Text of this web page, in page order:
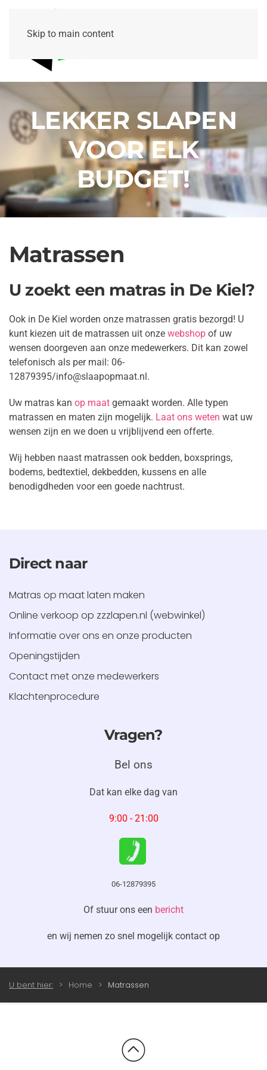
Skip to main content
LEKKER SLAPEN
VOOR ELK
BUDGET!
Matrassen
U zoekt een matras in De Kiel?
Ook in De Kiel worden onze matrassen gratis bezorgd! U
kunt kiezen uit de matrassen uit onze webshop of uw
wensen doorgeven aan onze medewerkers. Dit kan zowel
telefonisch als per mail: 06-
12879395/info@slaapopmaat.nl.
Uw matras kan op maat gemaakt worden. Alle typen
matrassen en maten zijn mogelijk. Laat ons weten wat uw
wensen zijn en we doen u vrijblijvend een offerte.
Wij hebben naast matrassen ook bedden, boxsprings,
bodems, bedtextiel, dekbedden, kussens en alle
benodigdheden voor een goede nachtrust.
Direct naar
Matras op maat laten maken
Online verkoop op zzzlapen.nl (webwinkel)
Informatie over ons en onze producten
Openingstijden
Contact met onze medewerkers
Klachtenprocedure
Vragen?
Bel ons
Dat kan elke dag van
9:00 - 21:00
06-12879395
Of stuur ons een bericht
en wij nemen zo snel mogelijk contact op
U bent hier: Home Matrassen